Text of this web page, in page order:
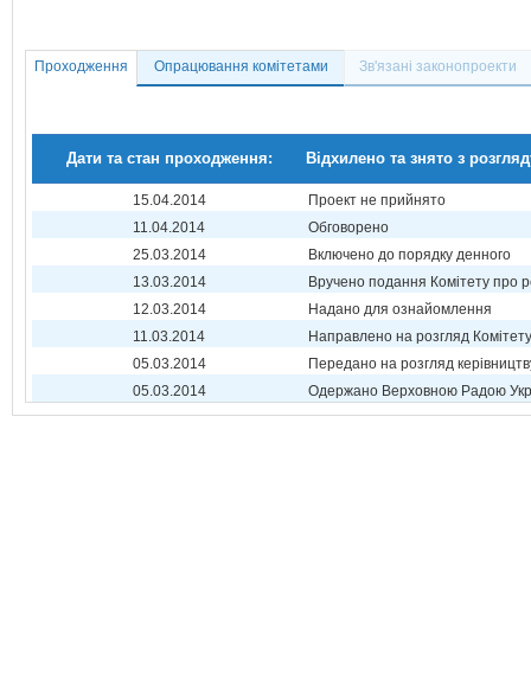
Проходження Опрацювання комітетами Зв'язані законопроекти
Дати та стан проходження: Відхилено та знято з
15.04.2014
Проект не прийнято
11.04.2014
Обговорено
25.03.2014
Включено до порядку денного
13.03.2014
Вручено подання Комітету про
12.03.2014
Надано для ознайомлення
11.03.2014
Направлено на розгляд Комітету
05.03.2014
Передано на розгляд
05.03.2014
Одержано Верховною Радою